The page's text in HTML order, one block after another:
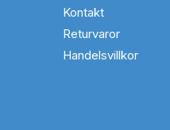
Kontakt
Returvaror
Handelsvillkor